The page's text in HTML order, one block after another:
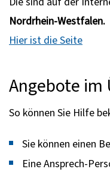
Nordrhein-Westfalen.
Hier ist die Seite
Angebote im
So können Sie Hilfe
Sie können einen
Eine Ansprech-